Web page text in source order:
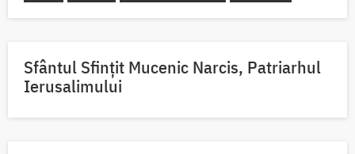
Sfântul Sfinţit Mucenic Narcis, Patriarhul
Ierusalimului